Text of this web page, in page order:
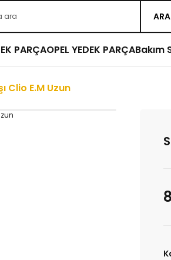
ARA
PARÇAOPEL YEDEK PARÇABakım
Clio E.M Uzun